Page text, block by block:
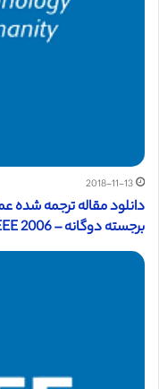
2018-11-13
دانلود مقاله ترجمه شده
برجسته دوگانه – IEEE 2006